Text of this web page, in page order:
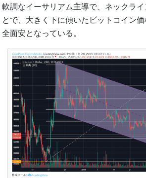
軟調なイーサリアム主導で、ネックラ
とで、大きく下に傾いたビットコイン
全面安となっている。